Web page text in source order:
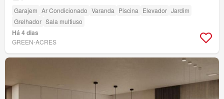
Garajem Ar Condicionado Varanda Piscina Elevador Jardim
Grelhador Sala multiuso
Há 4 dias
GREEN-ACRES